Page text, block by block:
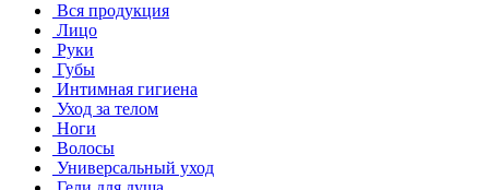
Вся продукция
Лицо
Руки
Губы
Интимная гигиена
Уход за телом
Ноги
Волосы
Универсальный уход